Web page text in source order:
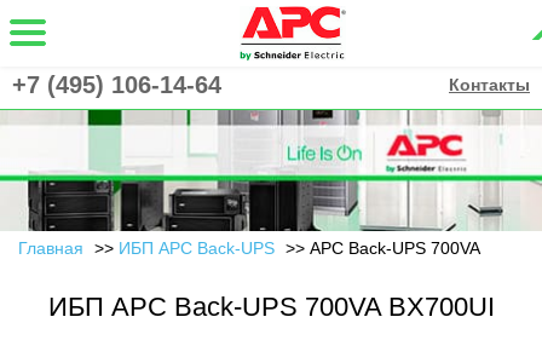
+7 (495) 106-14-64 Контакты
Главная ИБП APC Back-UPS APC Back-UPS 700VA
ИБП APC Back-UPS 700VA BX700UI